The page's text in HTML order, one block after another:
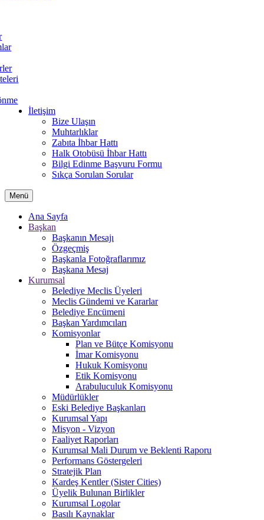
İletişim
Bize Ulaşın
Muhtarlıklar
Zabıta İhbar Hattı
Halk Otobüsü İhbar Hattı
Bilgi Edinme Başvuru Formu
Sıkça Sorulan Sorular
Menü
Ana Sayfa
Başkan
Başkanın Mesajı
Özgeçmiş
Başkanla Fotoğraflarımız
Başkana Mesaj
Kurumsal
Belediye Meclis Üyeleri
Meclis Gündemi ve Kararlar
Belediye Encümeni
Başkan Yardımcıları
Komisyonlar
Plan ve Bütçe Komisyonu
İmar Komisyonu
Hukuk Komisyonu
Etik Komisyonu
Arabuluculuk Komisyonu
Müdürlükler
Eski Belediye Başkanları
Kurumsal Yapı
Misyon - Vizyon
Faaliyet Raporları
Kurumsal Mali Durum ve Beklenti Raporu
Performans Göstergeleri
Stratejik Plan
Kardeş Kentler (Sister Cities)
Üyelik Bulunan Birlikler
Kurumsal Logolar
Basılı Kaynaklar